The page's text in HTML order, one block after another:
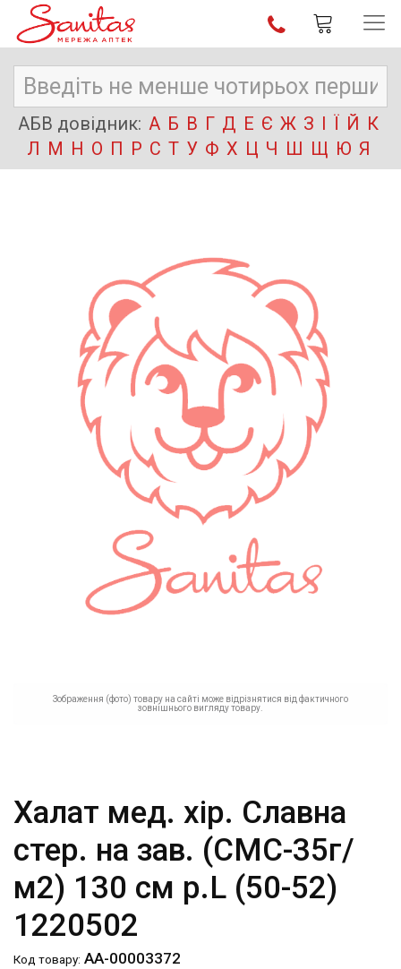
АБВ довідник: А Б В Г Д Е Є Ж З І Ї Й К
Л М Н О П Р С Т У Ф Х Ц Ч Ш Щ Ю Я
Зображення (фото) товару на сайті може відрізнятися від фактичного
зовнішнього вигляду товару.
Халат мед. хір. Славна
стер. на зав. (СМС-35г/
м2) 130 см р.L (50-52)
1220502
Код товару: АА-00003372